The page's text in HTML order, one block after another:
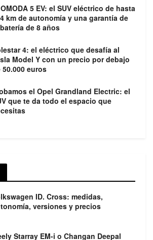
5 EV: el SUV eléctrico de hasta
km de autonomía y una garantía de
de 8 años
4: el eléctrico que desafía al
Model Y con un precio por debajo
50.000 euros
el Opel Grandland Electric: el
que te da todo el espacio que
ID. Cross: medidas,
versiones y precios
Starray EM-i o Changan Deepal